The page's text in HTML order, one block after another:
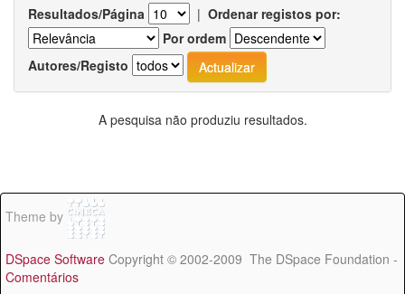
Resultados/Página | Ordenar registos por:
Por ordem
Autores/Registo
A pesquisa não produziu resultados.
Theme by
DSpace Software Copyright © 2002-2009 The DSpace Foundation -
Comentários